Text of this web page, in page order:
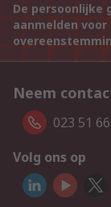
De persoonlijke
aanmelden
Neem
023 51
Volg ons op